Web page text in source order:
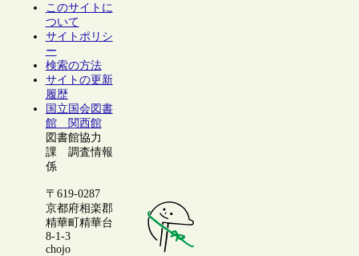
このサイトに
ついて
サイトポリシ
ー
検索の方法
サイトの更新
履歴
国立国会図書
館 関西館
図書館協力
課 調査情報
係
〒619-0287
京都府相楽郡
精華町精華台
8-1-3
chojo